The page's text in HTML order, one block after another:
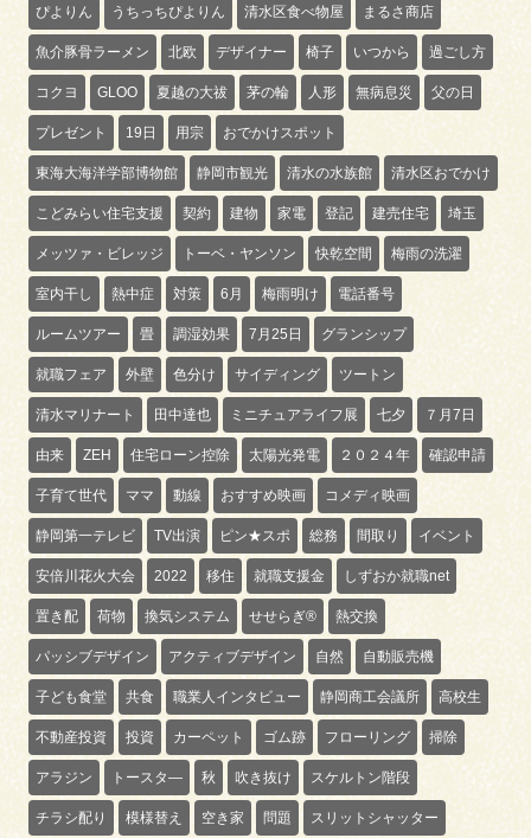
ぴよりん うちっちぴよりん 清水区食べ物屋 まるさ商店
魚介豚骨ラーメン 北欧 デザイナー 椅子 いつから 過ごし方
コクヨ GLOO 夏越の大祓 茅の輪 人形 無病息災 父の日
プレゼント 19日 用宗 おでかけスポット
東海大海洋学部博物館 静岡市観光 清水の水族館 清水区おでかけ
こどみらい住宅支援 契約 建物 家電 登記 建売住宅 埼玉
メッツァ・ビレッジ トーベ・ヤンソン 快乾空間 梅雨の洗濯
室内干し 熱中症 対策 6月 梅雨明け 電話番号
ルームツアー 畳 調湿効果 7月25日 グランシップ
就職フェア 外壁 色分け サイディング ツートン
清水マリナート 田中達也 ミニチュアライフ展 七夕 ７月7日
由来 ZEH 住宅ローン控除 太陽光発電 ２０２４年 確認申請
子育て世代 ママ 動線 おすすめ映画 コメディ映画
静岡第一テレビ TV出演 ピン★スポ 総務 間取り イベント
安倍川花火大会 2022 移住 就職支援金 しずおか就職net
置き配 荷物 換気システム せせらぎ® 熱交換
パッシブデザイン アクティブデザイン 自然 自動販売機
子ども食堂 共食 職業人インタビュー 静岡商工会議所 高校生
不動産投資 投資 カーペット ゴム跡 フローリング 掃除
アラジン トースタ― 秋 吹き抜け スケルトン階段
チラシ配り 模様替え 空き家 問題 スリットシャッター